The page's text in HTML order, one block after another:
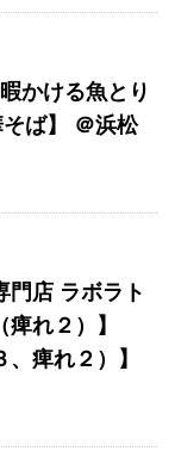
かける魚とり
ば】 ＠浜松
門店 ラボラト
れ２）】
、痺れ２）】